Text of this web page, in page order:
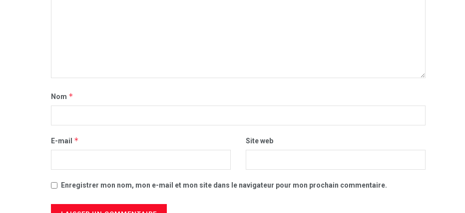
Nom *
E-mail * Site web
Enregistrer mon nom, mon e-mail et mon site dans le navigateur pour mon prochain commentaire.